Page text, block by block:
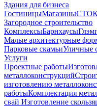
Здания для бизнеса
ГостиницыМагазиныСТО
Загородное строительство
КомплексыБарнхаусы
Малые архитектурные
Парковые скамьиУличные
Услуги
Проектные работы
металлоконструкций
изготовлению
работыКомплектация
свай Изготовление